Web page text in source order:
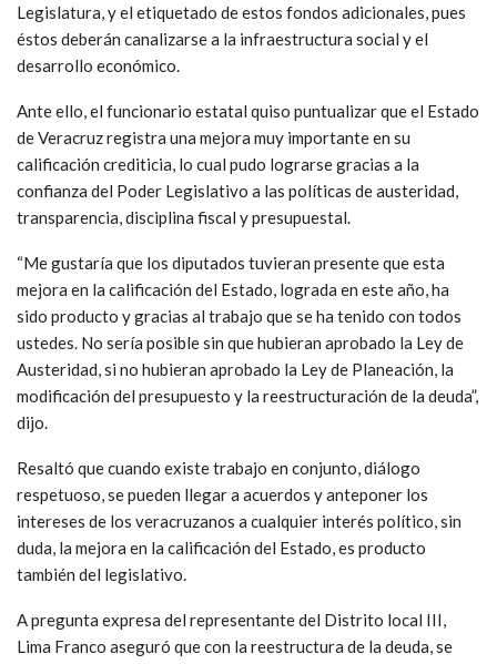
Legislatura, y el etiquetado de estos fondos adicionales, pues
éstos deberán canalizarse a la infraestructura social y el
desarrollo económico.
Ante ello, el funcionario estatal quiso puntualizar que el Estado
de Veracruz registra una mejora muy importante en su
calificación crediticia, lo cual pudo lograrse gracias a la
confianza del Poder Legislativo a las políticas de austeridad,
transparencia, disciplina fiscal y presupuestal.
“Me gustaría que los diputados tuvieran presente que esta
mejora en la calificación del Estado, lograda en este año, ha
sido producto y gracias al trabajo que se ha tenido con todos
ustedes. No sería posible sin que hubieran aprobado la Ley de
Austeridad, si no hubieran aprobado la Ley de Planeación, la
modificación del presupuesto y la reestructuración de la deuda”,
dijo.
Resaltó que cuando existe trabajo en conjunto, diálogo
respetuoso, se pueden llegar a acuerdos y anteponer los
intereses de los veracruzanos a cualquier interés político, sin
duda, la mejora en la calificación del Estado, es producto
también del legislativo.
A pregunta expresa del representante del Distrito local III,
Lima Franco aseguró que con la reestructura de la deuda, se